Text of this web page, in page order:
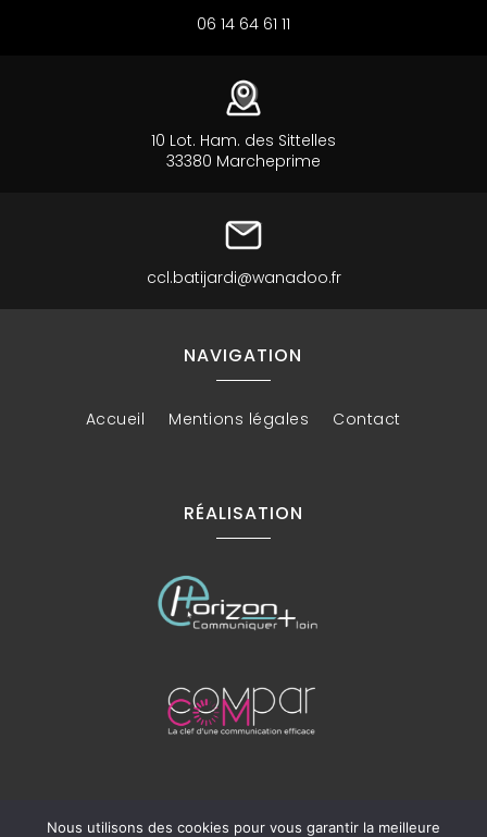
06 14 64 61 11
10 Lot. Ham. des Sittelles
33380 Marcheprime
ccl.batijardi@wanadoo.fr
NAVIGATION
Accueil Mentions légales Contact
RÉALISATION
Recherches fréquentes
Nous utilisons des cookies pour vous garantir la meilleure